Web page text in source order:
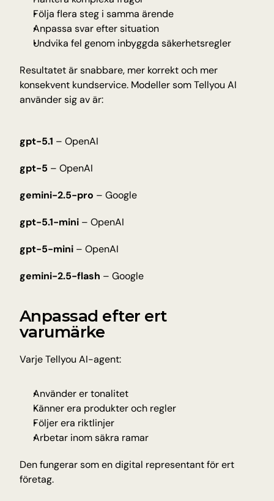
Följa flera steg i samma ärende
Anpassa svar efter situation
Undvika fel genom inbyggda säkerhetsregler
Resultatet är snabbare, mer korrekt och mer
konsekvent kundservice. Modeller som Tellyou AI
använder sig av är:
gpt-5.1 – OpenAI
gpt-5 – OpenAI
gemini-2.5-pro – Google
gpt-5.1-mini – OpenAI
gpt-5-mini – OpenAI
gemini-2.5-flash – Google
Anpassad efter ert
varumärke
Varje Tellyou AI-agent:
Använder er tonalitet
Känner era produkter och regler
Följer era riktlinjer
Arbetar inom säkra ramar
Den fungerar som en digital representant för ert
företag.